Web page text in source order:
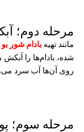
مرحله دوم؛
مانند تهیه بادام شور بو
شده، بادام‌ها را
روی آن‌ها آب سرد
مرحله سوم؛